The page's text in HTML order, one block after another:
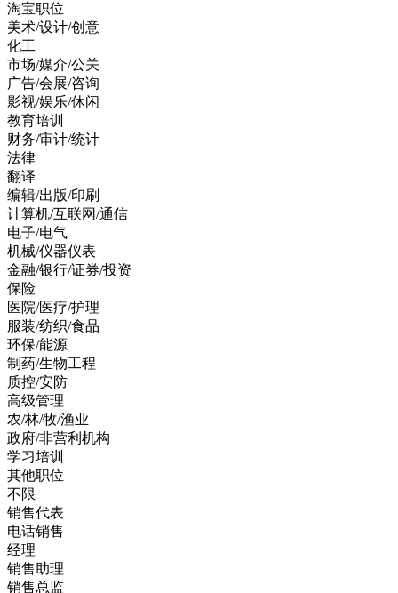
淘宝职位
美术/设计/创意
化工
市场/媒介/公关
广告/会展/咨询
影视/娱乐/休闲
教育培训
财务/审计/统计
法律
翻译
编辑/出版/印刷
计算机/互联网/通信
电子/电气
机械/仪器仪表
金融/银行/证券/投资
保险
医院/医疗/护理
服装/纺织/食品
环保/能源
制药/生物工程
质控/安防
高级管理
农/林/牧/渔业
政府/非营利机构
学习培训
其他职位
不限
销售代表
电话销售
经理
销售助理
销售总监